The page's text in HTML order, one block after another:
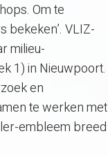
Om te
bekeken’. VLIZ-
milieu-
1) in Nieuwpoort.
en
te werken met
embleem breed